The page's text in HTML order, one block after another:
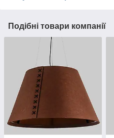
Подібні товари компанії